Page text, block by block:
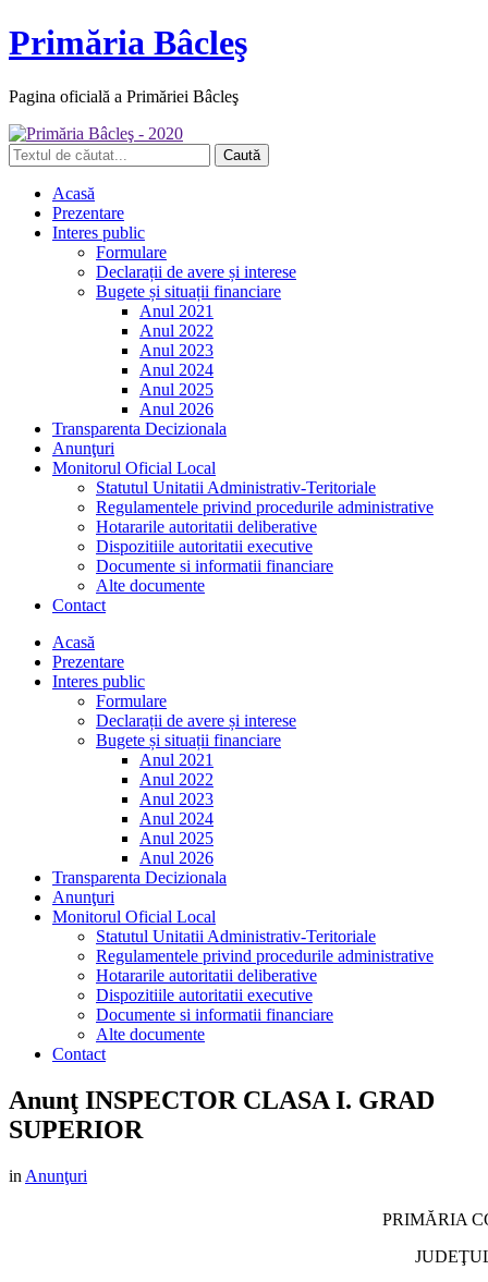
Primăria Bâcleş
Pagina oficială a Primăriei Bâcleş
Acasă
Prezentare
Interes public
Formulare
Declarații de avere și interese
Bugete și situații financiare
Anul 2021
Anul 2022
Anul 2023
Anul 2024
Anul 2025
Anul 2026
Transparenta Decizionala
Anunţuri
Monitorul Oficial Local
Statutul Unitatii Administrativ-Teritoriale
Regulamentele privind procedurile administrative
Hotararile autoritatii deliberative
Dispozitiile autoritatii executive
Documente si informatii financiare
Alte documente
Contact
Acasă
Prezentare
Interes public
Formulare
Declarații de avere și interese
Bugete și situații financiare
Anul 2021
Anul 2022
Anul 2023
Anul 2024
Anul 2025
Anul 2026
Transparenta Decizionala
Anunţuri
Monitorul Oficial Local
Statutul Unitatii Administrativ-Teritoriale
Regulamentele privind procedurile administrative
Hotararile autoritatii deliberative
Dispozitiile autoritatii executive
Documente si informatii financiare
Alte documente
Contact
Anunţ INSPECTOR CLASA I. GRAD
SUPERIOR
in Anunţuri
PRIMĂRIA